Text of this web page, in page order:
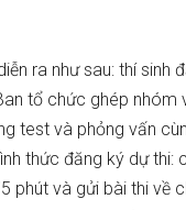
ra như sau: thí sinh
tổ chức ghép nhóm
test và phỏng vấn
thức đăng ký dự
phút và gửi bài thi về